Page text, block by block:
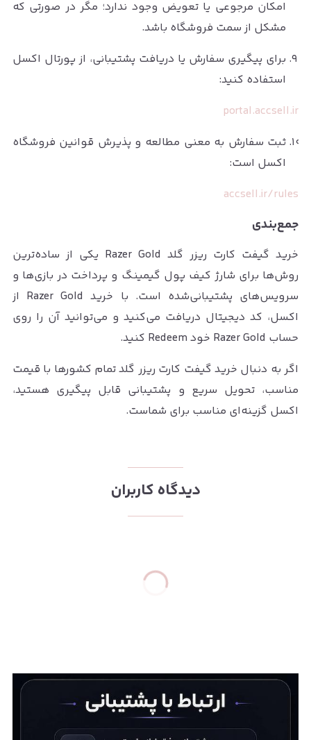
امکان مرجوعی یا تعویض وجود ندارد؛ مگر در صورتی که
مشکل از سمت فروشگاه باشد.
برای پیگیری سفارش یا دریافت پشتیبانی، از پورتال اکسل
استفاده کنید:
portal.accsell.ir
ثبت سفارش به معنی مطالعه و پذیرش قوانین فروشگاه
اکسل است:
accsell.ir/rules
جمع‌بندی
خرید گیفت کارت ریزر گلد Razer Gold یکی از ساده‌ترین
روش‌ها برای شارژ کیف پول گیمینگ و پرداخت در بازی‌ها و
سرویس‌های پشتیبانی‌شده است. با خرید Razer Gold از
اکسل، کد دیجیتال دریافت می‌کنید و می‌توانید آن را روی
حساب Razer Gold خود Redeem کنید.
اگر به دنبال خرید گیفت کارت ریزر گلد تمام کشورها با قیمت
مناسب، تحویل سریع و پشتیبانی قابل پیگیری هستید،
اکسل گزینه‌ای مناسب برای شماست.
دیدگاه کاربران